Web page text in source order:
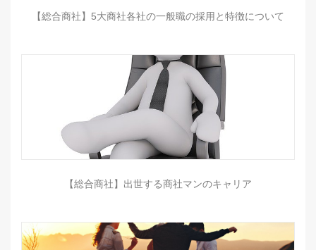
【総合商社】5大商社各社の一般職の採用と特徴について
【総合商社】出世する商社マンのキャリア